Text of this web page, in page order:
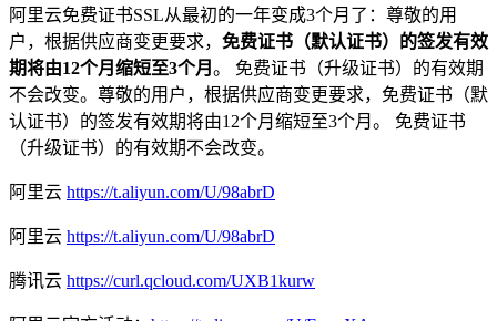
阿里云免费证书SSL从最初的一年变成3个月了：尊敬的用
户，根据供应商变更要求， 免费证书（默认证书）的签发有效
期将由12个月缩短至3个月 。 免费证书（升级证书）的有效期
不会改变。尊敬的用户，根据供应商变更要求，免费证书（默
认证书）的签发有效期将由12个月缩短至3个月。 免费证书
（升级证书）的有效期不会改变。
阿里云 https://t.aliyun.com/U/98abrD
阿里云 https://t.aliyun.com/U/98abrD
腾讯云 https://curl.qcloud.com/UXB1kurw